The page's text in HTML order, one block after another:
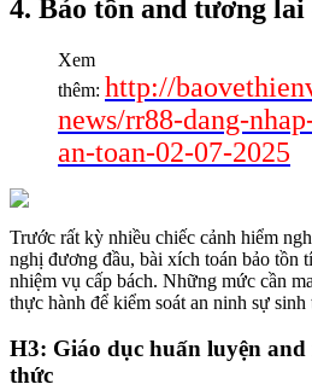
4. Bảo tồn and tương
Xem
thêm: http://
news/rr88-dang-
an-toan-02-07-2025
Trước rất kỳ nhiều chiếc cảnh hiểm
nghị đương đầu, bài xích toán bảo tồn
nhiệm vụ cấp bách. Những mức cần
thực hành để kiểm soát an ninh sự
H3: Giáo dục huấn luyện
thức